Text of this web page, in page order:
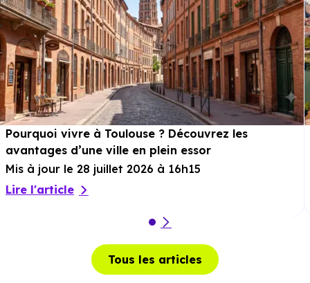
Pourquoi vivre à Toulouse ? Découvrez les
avantages d’une ville en plein essor
Mis à jour le 28 juillet 2026 à 16h15
Lire l'article
Tous les articles